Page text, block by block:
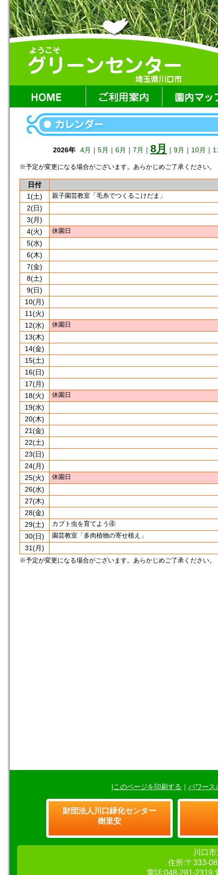
2026年 4月 ｜ 5月 ｜ 6月 ｜ 7月 ｜ 8月 ｜ 9月 ｜ 10月 ｜
※予定が変更になる場合がございます。あらかじめご了承ください。
日付
1(土) 親子園芸教室「毛糸でつくるこけだま」
2(日)
3(月)
4(火) 休園日
5(水)
6(木)
7(金)
8(土)
9(日)
10(月)
11(火)
12(水) 休園日
13(木)
14(金)
15(土)
16(日)
17(月)
18(火) 休園日
19(水)
20(木)
21(金)
22(土)
23(日)
24(月)
25(火) 休園日
26(水)
27(木)
28(金)
29(土) カブト虫を育てよう④
30(日) 園芸教室「多肉植物の寄せ植え」
31(月)
※予定が変更になる場合がございます。あらかじめご了承ください。
|このページを印刷する ｜ パワース
財団法人川口緑化センター
樹里安
川口
住所:〒333-
電話:048-281-2319